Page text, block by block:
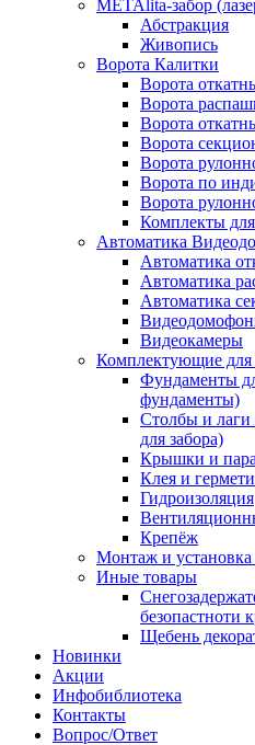
METAlita-забор
Абстракция
Живопись
Ворота Калитки
Ворота
Ворота
Ворота
Ворота
Ворота
Ворота по
Ворота
Комплекты
Автоматика
Автоматика
Автоматика
Автоматика
Видеокамеры
Комплектующие для
Фундаменты
фундаменты)
Столбы и лаги
для забора)
Крышки и
Клея и
Гидроизоляция
Крепёж
Монтаж и установка
Иные товары
безопастноти
Щебень
Новинки
Акции
Инфобиблиотека
Контакты
Вопрос/Ответ